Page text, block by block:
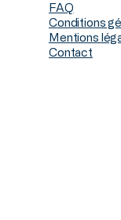
FAQ
Conditions
Mentions
Contact